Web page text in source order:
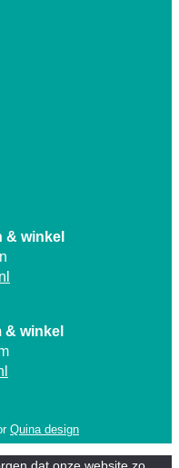
& winkel
winkel
Quina design